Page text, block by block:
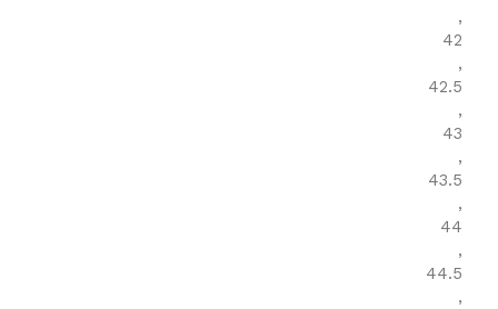
,
42
,
42.5
,
43
,
43.5
,
44
,
44.5
,